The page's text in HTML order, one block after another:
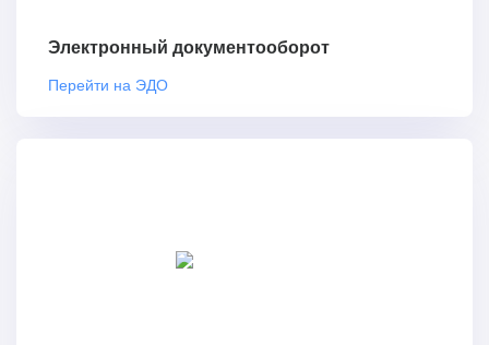
Электронный документооборот
Перейти на ЭДО